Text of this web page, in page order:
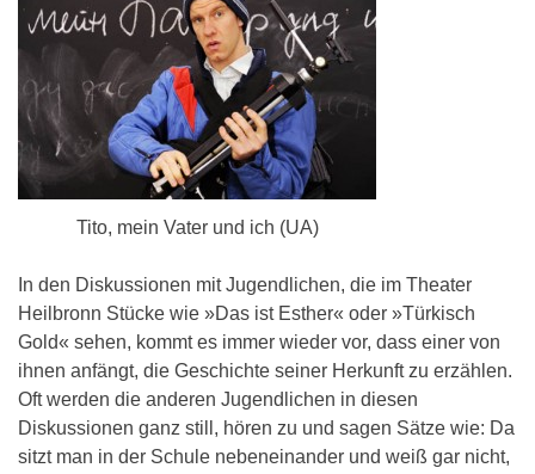
Tito, mein Vater und ich (UA)
In den Diskussionen mit Jugendlichen, die im Theater
Heilbronn Stücke wie »Das ist Esther« oder »Türkisch
Gold« sehen, kommt es immer wieder vor, dass einer von
ihnen anfängt, die Geschichte seiner Herkunft zu erzählen.
Oft werden die anderen Jugendlichen in diesen
Diskussionen ganz still, hören zu und sagen Sätze wie: Da
sitzt man in der Schule nebeneinander und weiß gar nicht,